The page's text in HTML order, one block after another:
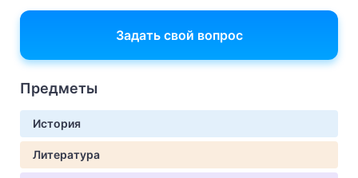
Задать свой вопрос
Предметы
История
Литература